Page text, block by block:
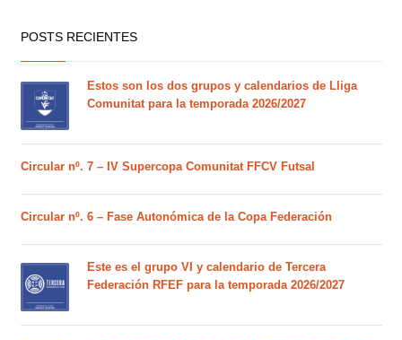
POSTS RECIENTES
Estos son los dos grupos y calendarios de Lliga
Comunitat para la temporada 2026/2027
Circular nº. 7 – IV Supercopa Comunitat FFCV Futsal
Circular nº. 6 – Fase Autonómica de la Copa Federación
Este es el grupo VI y calendario de Tercera
Federación RFEF para la temporada 2026/2027